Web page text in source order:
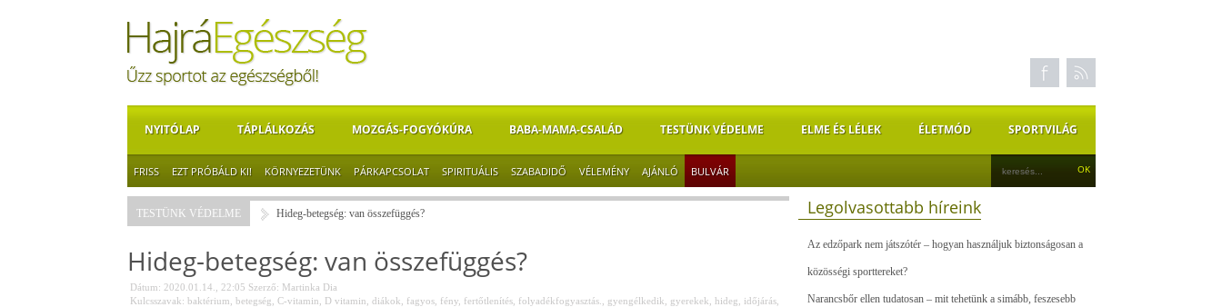
NYITÓLAP TÁPLÁLKOZÁS MOZGÁS-FOGYÓKÚRA BABA-MAMA-CSALÁD TESTÜNK VÉDELME ELME ÉS LÉLEK ÉLETMÓD SPORTVILÁG
FRISS EZT PRÓBÁLD KI! KÖRNYEZETÜNK PÁRKAPCSOLAT SPIRITUÁLIS SZABADIDŐ VÉLEMÉNY AJÁNLÓ BULVÁR
TESTÜNK VÉDELME Hideg-betegség: van összefüggés?
Hideg-betegség: van összefüggés?
Dátum: 2020.01.14., 22:05 Szerző: Martinka Dia
Kulcsszavak: baktérium betegség C-vitamin D vitamin diákok fagyos, fény, fertőtlenítés, folyadékfogyasztás. gyengélkedik gyerekek hideg időjárás,
Legolvasottabb híreink
Az edzőpark nem játszótér – hogyan használjuk biztonságosan a
közösségi sporttereket?
Narancsbőr ellen tudatosan – mit tehetünk a simább, feszesebb